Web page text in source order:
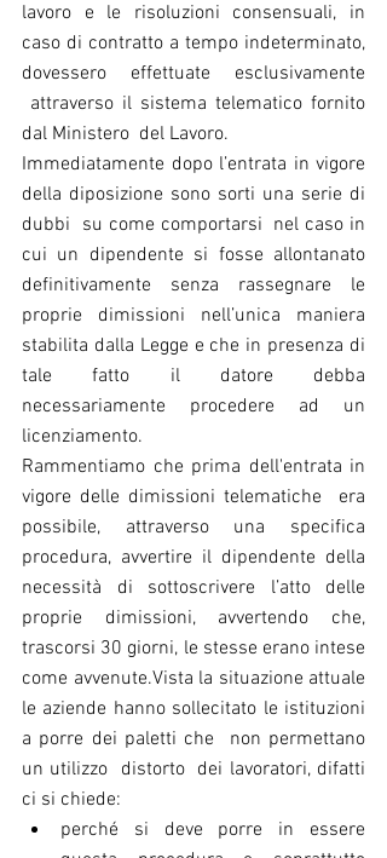
lavoro e le risoluzioni consensuali, in
caso di contratto a tempo indeterminato,
dovessero effettuate esclusivamente
attraverso il sistema telematico fornito
dal Ministero  del Lavoro.
Immediatamente dopo l’entrata in vigore
della diposizione sono sorti una serie di
dubbi  su come comportarsi  nel caso in
cui un dipendente si fosse allontanato
definitivamente senza rassegnare le
proprie dimissioni nell’unica maniera
stabilita dalla Legge e che in presenza di
tale fatto il datore debba
necessariamente procedere ad un
licenziamento.
Rammentiamo che prima dell'entrata in
vigore delle dimissioni telematiche  era
possibile, attraverso una specifica
procedura, avvertire il dipendente della
necessità di sottoscrivere l’atto delle
proprie dimissioni, avvertendo che,
trascorsi 30 giorni, le stesse erano intese
come avvenute.Vista la situazione attuale
le aziende hanno sollecitato le istituzioni
a porre dei paletti che  non permettano
un utilizzo  distorto  dei lavoratori, difatti
ci si chiede:
perché si deve porre in essere